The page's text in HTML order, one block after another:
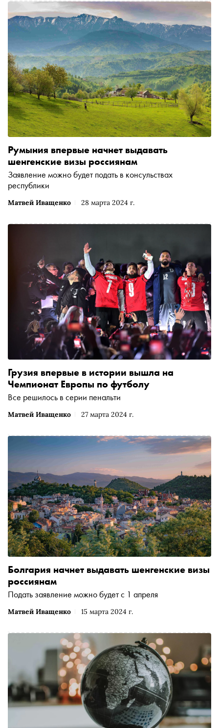
Матвей Иващенко 28 марта 2024 г.
Румыния впервые начнет выдавать
шенгенские визы россиянам
Заявление можно будет подать в консульствах
республики
Матвей Иващенко 27 марта 2024 г.
Грузия впервые в истории вышла на
Чемпионат Европы по футболу
Все решилось в серии пенальти
Матвей Иващенко 15 марта 2024 г.
Болгария начнет выдавать шенгенские визы
россиянам
Подать заявление можно будет с 1 апреля